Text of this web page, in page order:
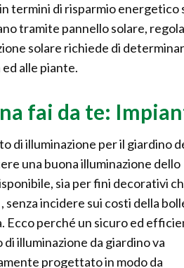
termini di risparmio
tramite pannello solare,
solare richiede di
ed alle piante.
fai da te:
di illuminazione per il giardino
una buona illuminazione dello
sia per fini decorativi
senza incidere sui costi della
Ecco perché un sicuro ed
di illuminazione da giardino va
progettato in modo da